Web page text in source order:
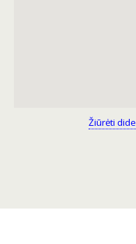
Žiūrėti